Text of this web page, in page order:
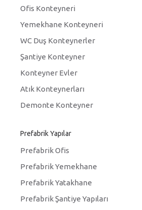
Ofis Konteyneri
Yemekhane Konteyneri
WC Duş Konteynerler
Şantiye Konteyner
Konteyner Evler
Atık Konteynerları
Demonte Konteyner
Prefabrik Yapılar
Prefabrik Ofis
Prefabrik Yemekhane
Prefabrik Yatakhane
Prefabrik Şantiye Yapıları